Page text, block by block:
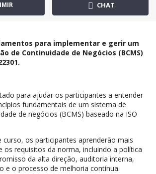
CHAT
para implementar e gerir um
de Continuidade de Negócios (BCMS)
para ajudar os participantes a entender
fundamentais de um sistema de
de negócios (BCMS) baseado na ISO
os participantes aprenderão mais
os requisitos da norma, incluindo a política
da alta direção, auditoria interna,
e o processo de melhoria contínua.